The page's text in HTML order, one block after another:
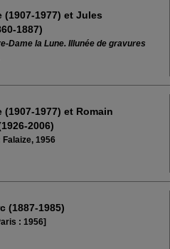
(1907-1977) et Jules
1887)
Dame la Lune. Illunée de gravures
(1907-1977) et Romain
2006)
Falaize, 1956
(1887-1985)
: 1956]